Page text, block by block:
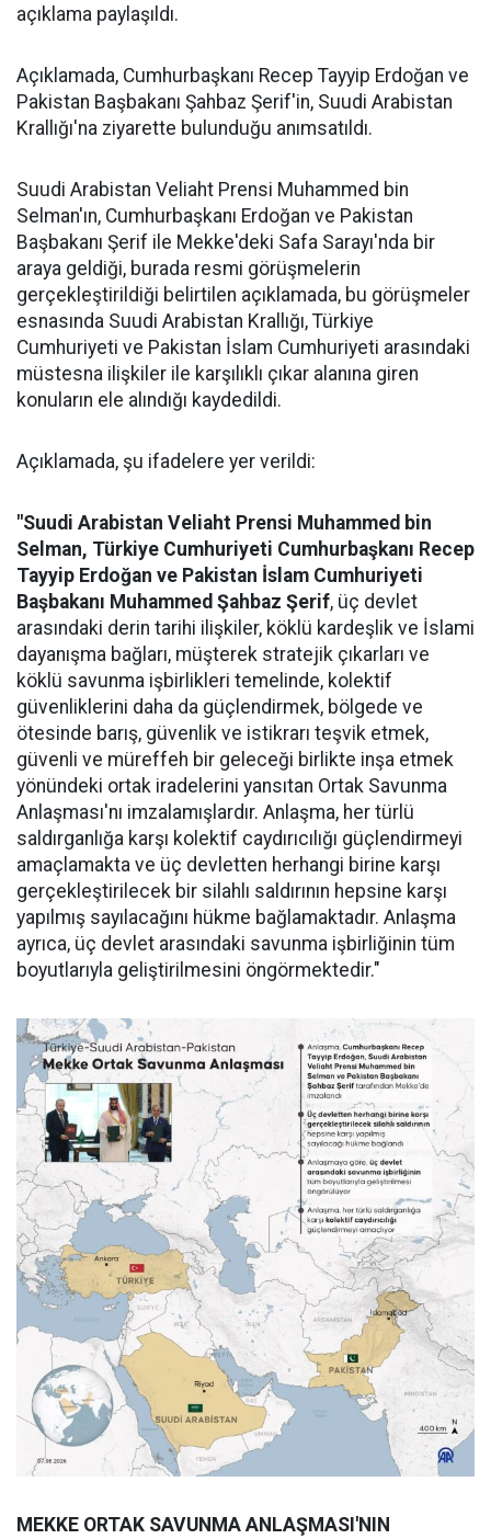
açıklama paylaşıldı.
Açıklamada, Cumhurbaşkanı Recep Tayyip Erdoğan ve
Pakistan Başbakanı Şahbaz Şerif'in, Suudi Arabistan
Krallığı'na ziyarette bulunduğu anımsatıldı.
Suudi Arabistan Veliaht Prensi Muhammed bin
Selman'ın, Cumhurbaşkanı Erdoğan ve Pakistan
Başbakanı Şerif ile Mekke'deki Safa Sarayı'nda bir
araya geldiği, burada resmi görüşmelerin
gerçekleştirildiği belirtilen açıklamada, bu görüşmeler
esnasında Suudi Arabistan Krallığı, Türkiye
Cumhuriyeti ve Pakistan İslam Cumhuriyeti arasındaki
müstesna ilişkiler ile karşılıklı çıkar alanına giren
konuların ele alındığı kaydedildi.
Açıklamada, şu ifadelere yer verildi:
"Suudi Arabistan Veliaht Prensi Muhammed bin
Selman, Türkiye Cumhuriyeti Cumhurbaşkanı Recep
Tayyip Erdoğan ve Pakistan İslam Cumhuriyeti
Başbakanı Muhammed Şahbaz Şerif, üç devlet
arasındaki derin tarihi ilişkiler, köklü kardeşlik ve İslami
dayanışma bağları, müşterek stratejik çıkarları ve
köklü savunma işbirlikleri temelinde, kolektif
güvenliklerini daha da güçlendirmek, bölgede ve
ötesinde barış, güvenlik ve istikrarı teşvik etmek,
güvenli ve müreffeh bir geleceği birlikte inşa etmek
yönündeki ortak iradelerini yansıtan Ortak Savunma
Anlaşması'nı imzalamışlardır. Anlaşma, her türlü
saldırganlığa karşı kolektif caydırıcılığı güçlendirmeyi
amaçlamakta ve üç devletten herhangi birine karşı
gerçekleştirilecek bir silahlı saldırının hepsine karşı
yapılmış sayılacağını hükme bağlamaktadır. Anlaşma
ayrıca, üç devlet arasındaki savunma işbirliğinin tüm
boyutlarıyla geliştirilmesini öngörmektedir."
MEKKE ORTAK SAVUNMA ANLAŞMASI'NIN